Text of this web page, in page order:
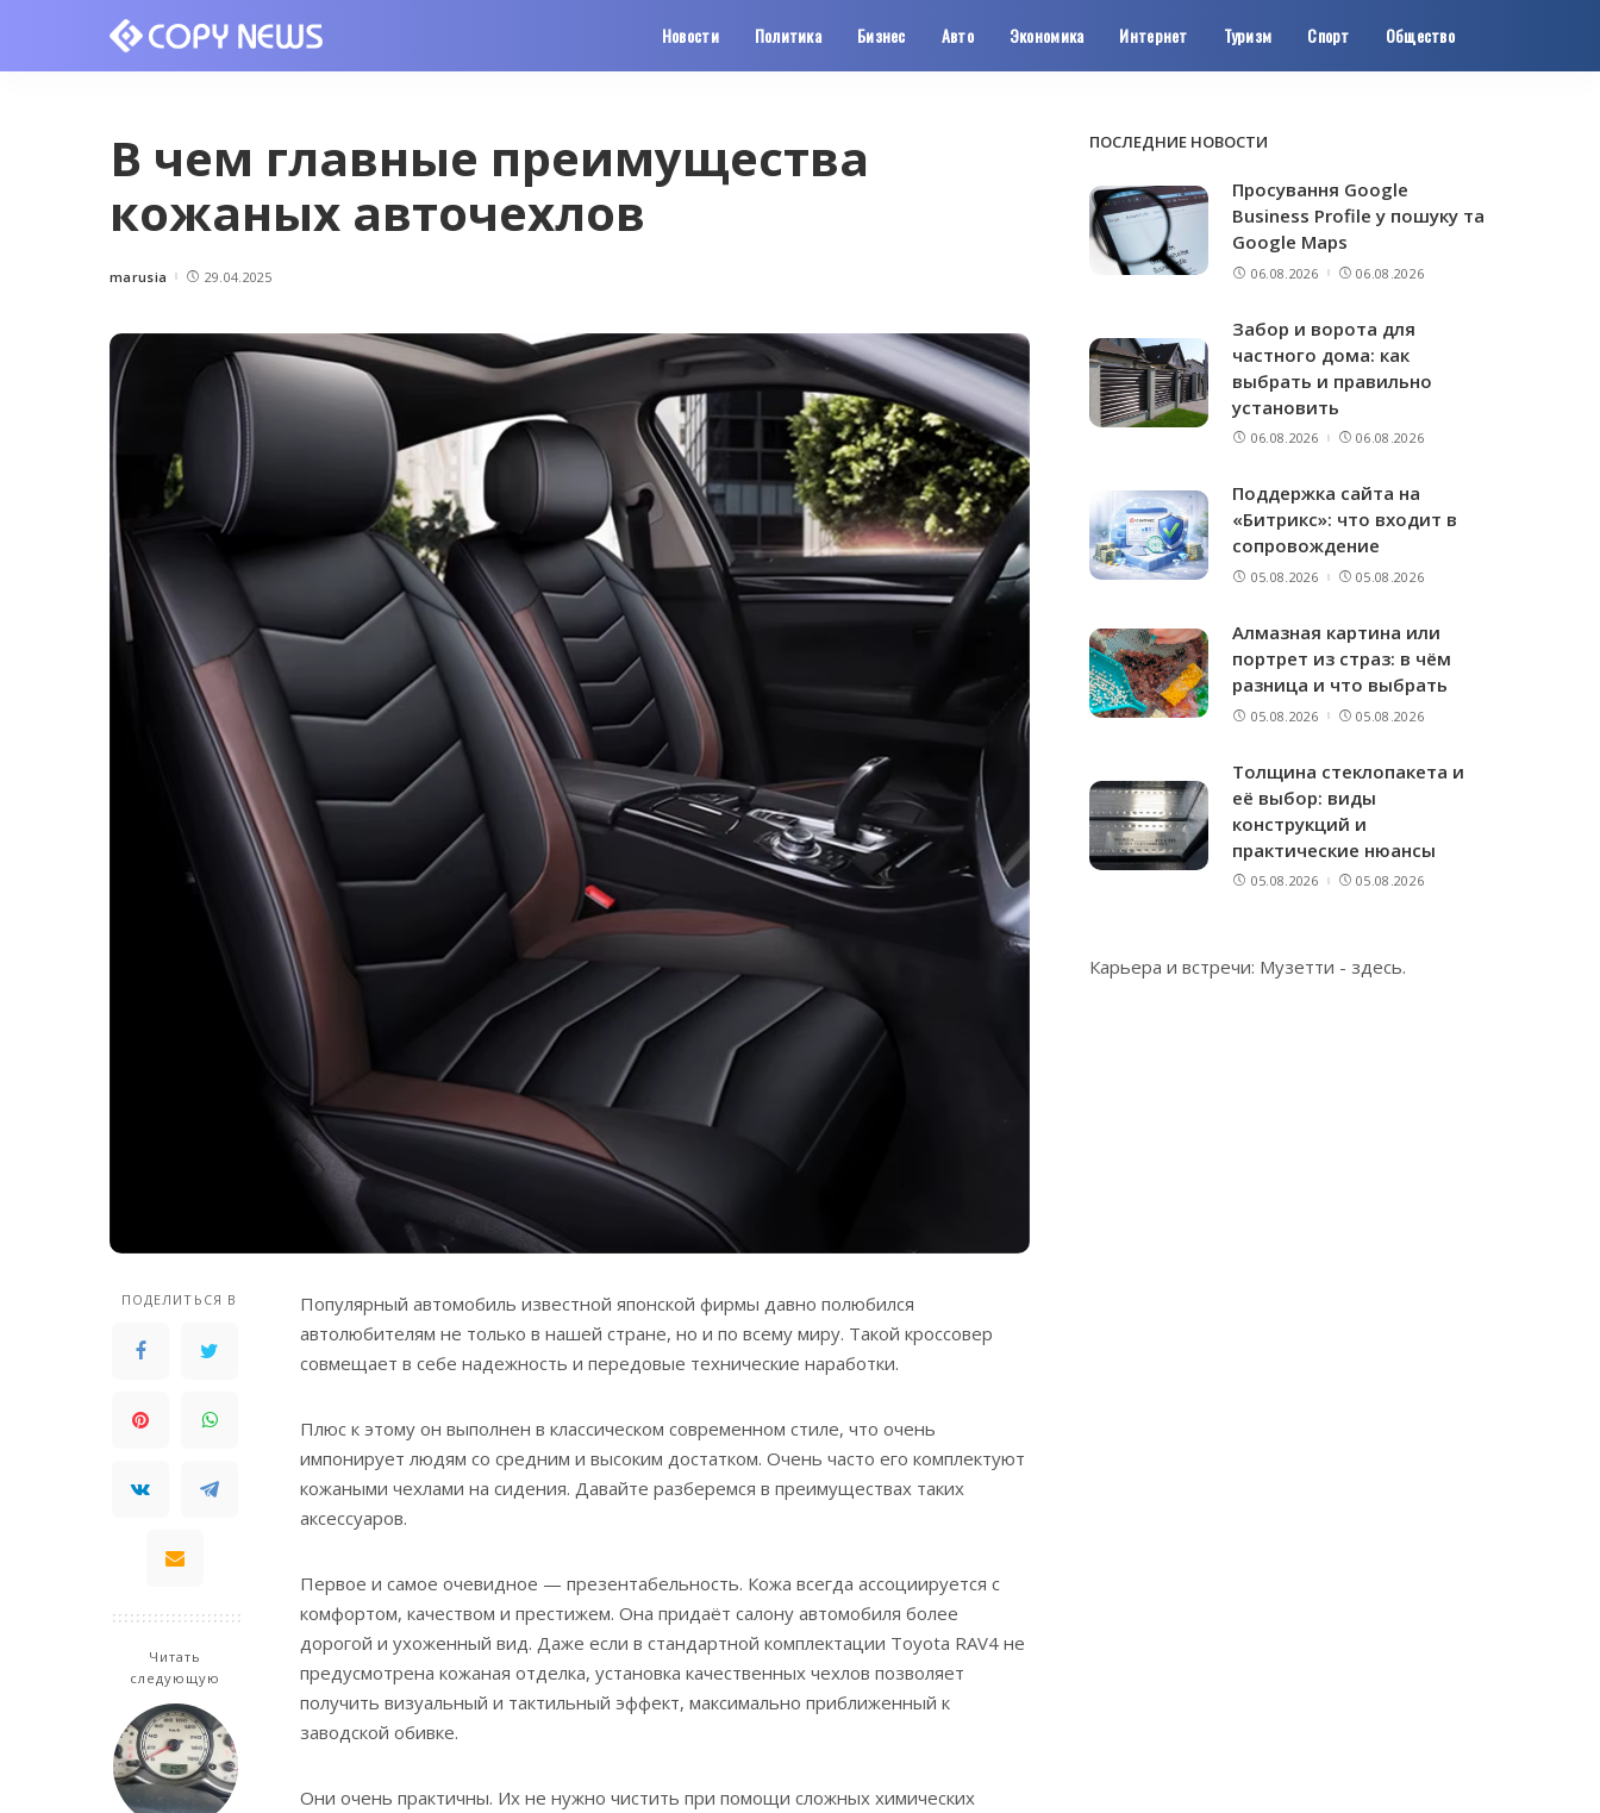
Новости Политика Бизнес Авто Экономика Интернет Туризм Спорт Общество
В чем главные преимущества
кожаных авточехлов
Posted
marusia 29.04.2025
ПОДЕЛИТЬСЯ В
Читать
следующую
Популярный автомобиль известной японской фирмы давно полюбился
автолюбителям не только в нашей стране, но и по всему миру. Такой кроссовер
совмещает в себе надежность и передовые технические наработки.
Плюс к этому он выполнен в классическом современном стиле, что очень
импонирует людям со средним и высоким достатком. Очень часто его комплектуют
кожаными чехлами на сидения. Давайте разберемся в преимуществах таких
аксессуаров.
Первое и самое очевидное — презентабельность. Кожа всегда ассоциируется с
комфортом, качеством и престижем. Она придаёт салону автомобиля более
дорогой и ухоженный вид. Даже если в стандартной комплектации Toyota RAV4 не
предусмотрена кожаная отделка, установка качественных чехлов позволяет
получить визуальный и тактильный эффект, максимально приближенный к
заводской обивке.
Они очень практичны. Их не нужно чистить при помощи сложных химических
ПОСЛЕДНИЕ НОВОСТИ
Просування Google
Business Profile у пошуку та
Google Maps
06.08.2026 06.08.2026
Забор и ворота для
частного дома: как
выбрать и правильно
установить
06.08.2026 06.08.2026
Поддержка сайта на
«Битрикс»: что входит в
сопровождение
05.08.2026 05.08.2026
Алмазная картина или
портрет из страз: в чём
разница и что выбрать
05.08.2026 05.08.2026
Толщина стеклопакета и
её выбор: виды
конструкций и
практические нюансы
05.08.2026 05.08.2026
Карьера и встречи: Музетти -здесь.